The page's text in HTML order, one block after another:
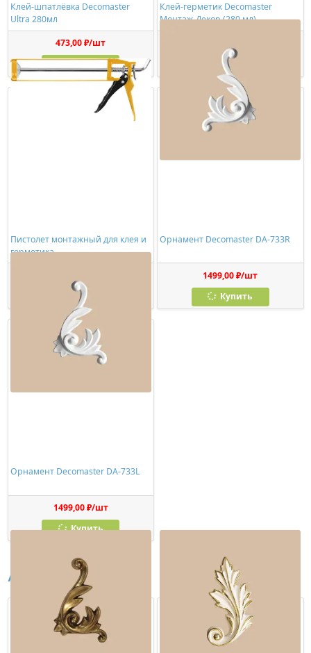
Клей-шпатлёвка Decomaster
Ultra 280мл
473,00 ₽/шт
Купить
Клей-герметик Decomaster
Монтаж-Декор (280 мл)
Купить
Пистолет монтажный для клея и
герметика
Купить
Орнамент Decomaster DA-733R
1499,00 ₽/шт
Купить
Орнамент Decomaster DA-733L
1499,00 ₽/шт
Купить
Аналоги